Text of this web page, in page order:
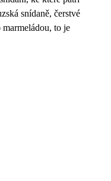
snídaně, čerstvé
marmeládou, to je